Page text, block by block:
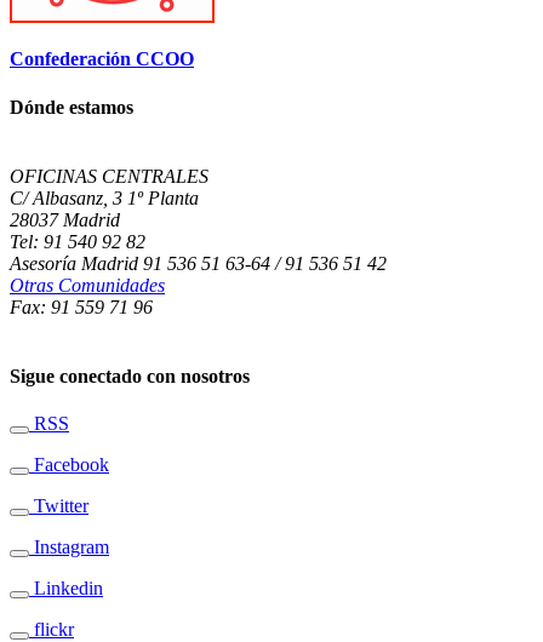
Confederación CCOO
Dónde estamos
OFICINAS CENTRALES
C/ Albasanz, 3 1º Planta
28037 Madrid
Tel: 91 540 92 82
Asesoría Madrid 91 536 51 63-64 / 91 536 51 42
Otras Comunidades
Fax: 91 559 71 96
Sigue conectado con nosotros
RSS
Facebook
Twitter
Instagram
Linkedin
flickr